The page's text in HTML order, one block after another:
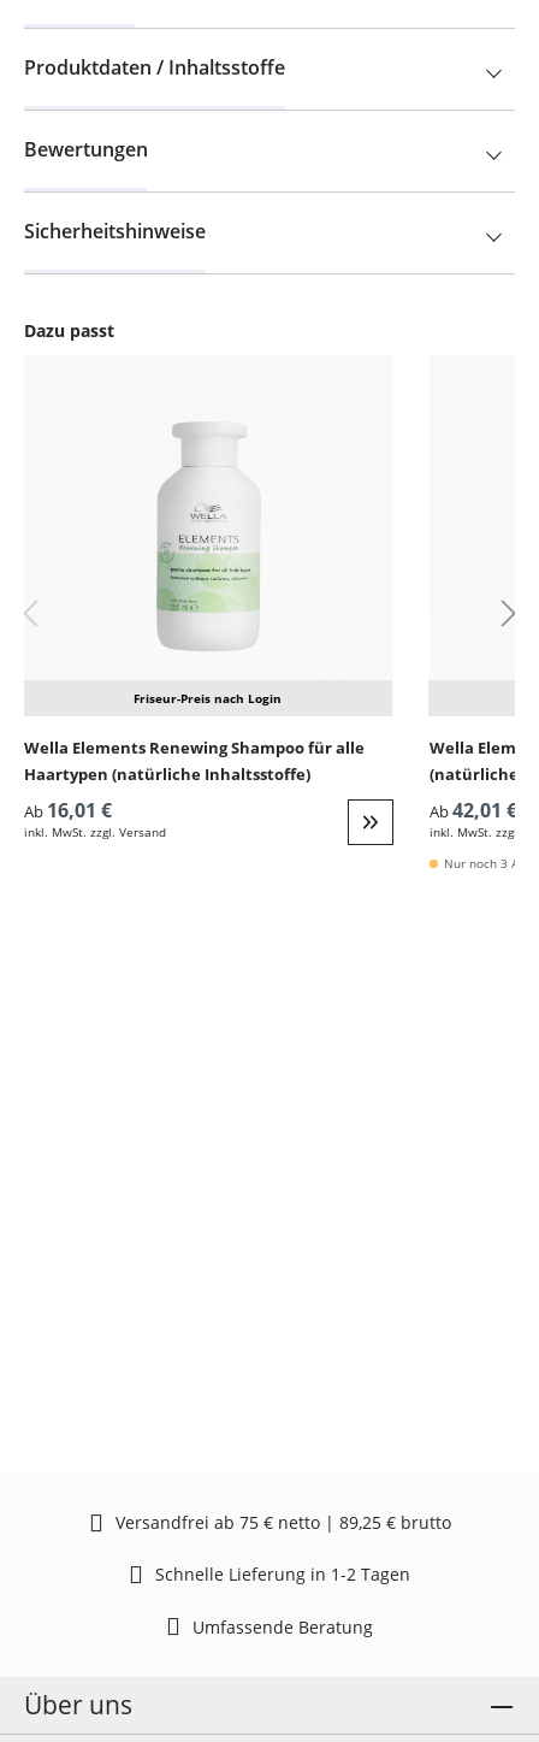
Dazu passt
Friseur-Preis nach Login
Wella Elements Renewing Shampoo für alle
Haartypen (natürliche Inhaltsstoffe)
Ab 16,01 €
inkl. MwSt. zzgl. Versand Weiter zur Detail
Wella
(natürliche
Ab42,01 €
inkl. MwSt. zzgl.
Nur noch 3
Produktdaten / Inhaltsstoffe
Bewertungen
Sicherheitshinweise
Versandfrei ab 75 € netto | 89,25 € brutto
Schnelle Lieferung in 1-2 Tagen
Umfassende Beratung
Über uns